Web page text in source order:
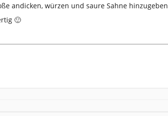
andicken, würzen und saure Sahne hinzugeben
🙂